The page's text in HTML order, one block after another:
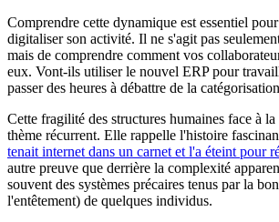
Comprendre cette dynamique est essentiel
digitaliser son activité. Il ne s'agit pas
mais de comprendre comment vos
eux. Vont-ils utiliser le nouvel ERP pour
passer des heures à débattre de la
Cette fragilité des structures humaines face à
thème récurrent. Elle rappelle l'histoire
tenait internet dans un carnet et l'a éteint pour
autre preuve que derrière la complexité
souvent des systèmes précaires tenus par la
l'entêtement) de quelques individus.